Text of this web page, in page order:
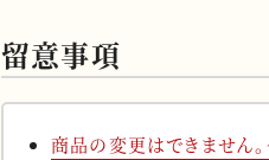
留意事項
商品の変更はできません